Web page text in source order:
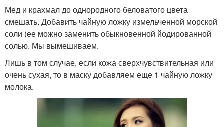
Мед и крахмал до однородного беловатого цвета
смешать. Добавить чайную ложку измельченной морской
соли (ее можно заменить обыкновенной йодированной
солью. Мы вымешиваем.
Лишь в том случае, если кожа сверхчувствительная или
очень сухая, то в маску добавляем еще 1 чайную ложку
молока.